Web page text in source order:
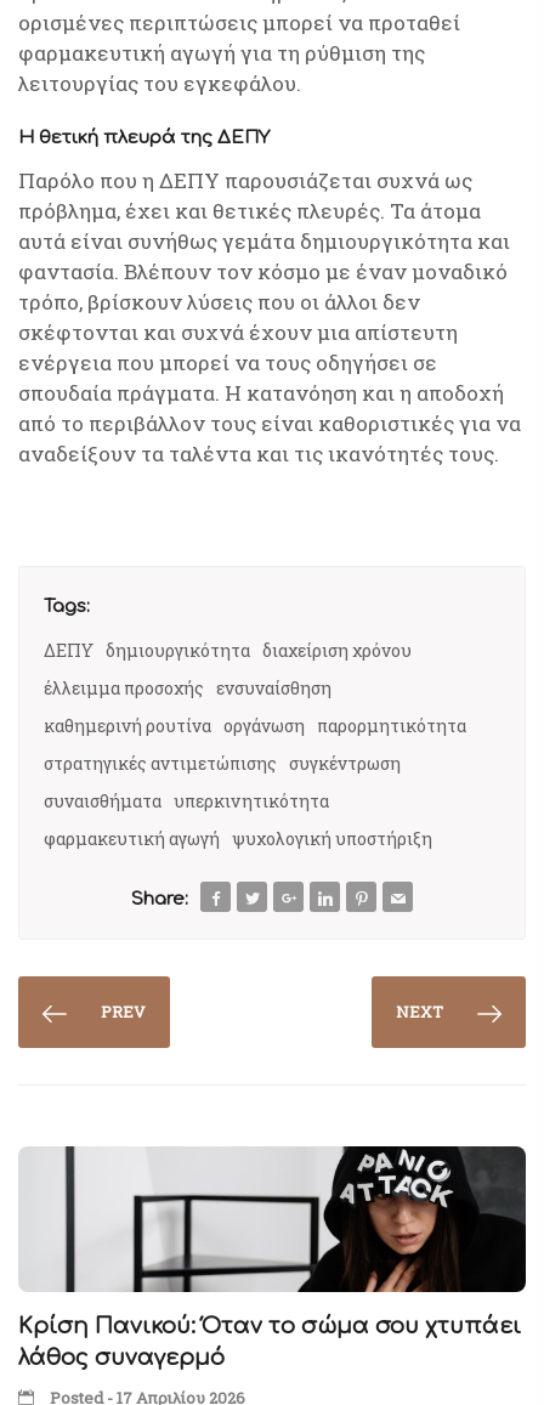
ορισμένες περιπτώσεις μπορεί να προταθεί
φαρμακευτική αγωγή για τη ρύθμιση της
λειτουργίας του εγκεφάλου.
Η θετική πλευρά της ΔΕΠΥ
Παρόλο που η ΔΕΠΥ παρουσιάζεται συχνά ως
πρόβλημα, έχει και θετικές πλευρές. Τα άτομα
αυτά είναι συνήθως γεμάτα δημιουργικότητα και
φαντασία. Βλέπουν τον κόσμο με έναν μοναδικό
τρόπο, βρίσκουν λύσεις που οι άλλοι δεν
σκέφτονται και συχνά έχουν μια απίστευτη
ενέργεια που μπορεί να τους οδηγήσει σε
σπουδαία πράγματα. Η κατανόηση και η αποδοχή
από το περιβάλλον τους είναι καθοριστικές για να
αναδείξουν τα ταλέντα και τις ικανότητές τους.
Tags:
ΔΕΠΥ δημιουργικότητα διαχείριση χρόνου
έλλειμμα προσοχής ενσυναίσθηση
καθημερινή ρουτίνα οργάνωση
παρορμητικότητα
στρατηγικές αντιμετώπισης συγκέντρωση
συναισθήματα υπερκινητικότητα
φαρμακευτική αγωγή ψυχολογική υποστήριξη
Share:
PREV NEXT
Κρίση Πανικού: Όταν το σώμα σου χτυπάει
λάθος συναγερμό
Posted - 17 Απριλίου 2026